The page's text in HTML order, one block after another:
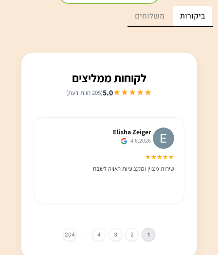
ביקורות משלוחים
לקוחות ממליצים
★★★★★
5.0(205 חוות דעת)
Elisha Zeiger
4.6.2026
★★★★★
שירות מצוין ומקצועיות ראויה לשבח
1
2
3
4
…
204